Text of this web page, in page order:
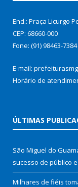
End.: Praça Licurgo
CEP: 68660-000
Fone: (91) 98463-7384
E-mail:
Horário de
ÚLTIMAS
São Miguel do
sucesso de público
Milhares de fiéis